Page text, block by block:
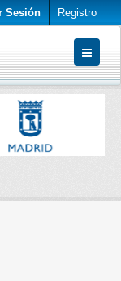
Sesión Registro